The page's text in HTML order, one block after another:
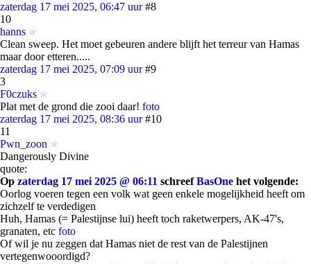
zaterdag 17 mei 2025, 06:47 uur #8
10
hanns
Clean sweep. Het moet gebeuren andere blijft het terreur van Hamas
maar door etteren.....
zaterdag 17 mei 2025, 07:09 uur #9
3
F0czuks
Plat met de grond die zooi daar! foto
zaterdag 17 mei 2025, 08:36 uur #10
11
Pwn_zoon
Dangerously Divine
quote:
Op zaterdag 17 mei 2025 @ 06:11 schreefBasOne het volgende:
Oorlog voeren tegen een volk wat geen enkele mogelijkheid heeft om
zichzelf te verdedigen
Huh, Hamas (= Palestijnse lui) heeft toch raketwerpers, AK-47's,
granaten, etc foto
Of wil je nu zeggen dat Hamas niet de rest van de Palestijnen
vertegenwooordigd?